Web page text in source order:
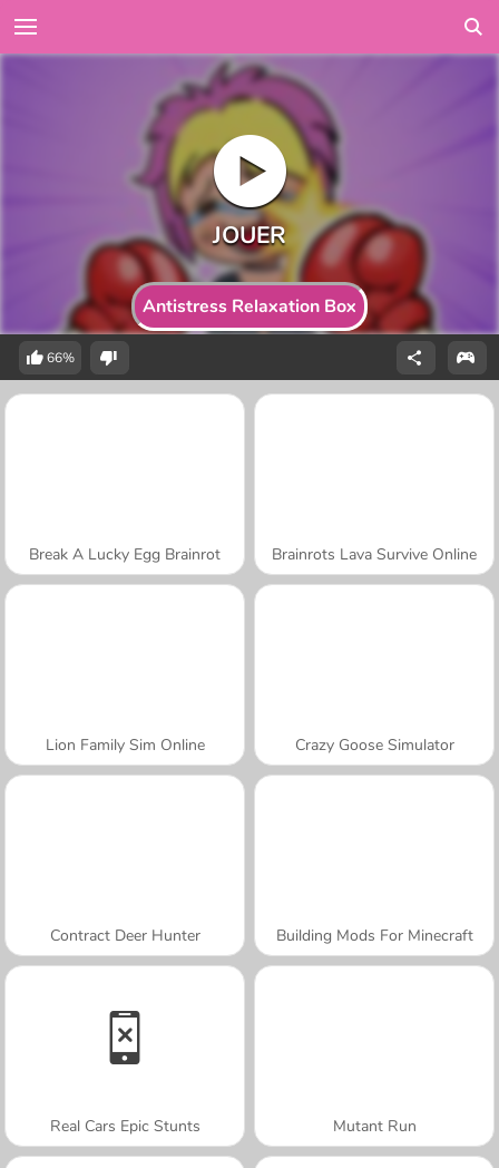
Antistress Relaxation Box
66%
Break A Lucky Egg Brainrot Brainrots Lava Survive Online
Lion Family Sim Online Crazy Goose Simulator
Contract Deer Hunter Building Mods For Minecraft
Real Cars Epic Stunts Mutant Run